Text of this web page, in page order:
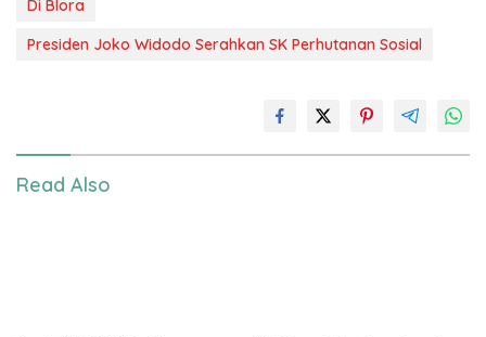
Di Blora
Presiden Joko Widodo Serahkan SK Perhutanan Sosial
Read Also